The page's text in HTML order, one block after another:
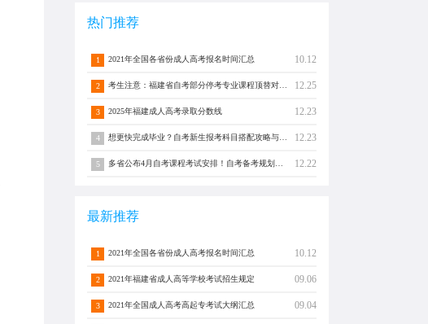
热门推荐
1 2021年全国各省份成人高考报名时间汇总 10.12
2 12.25
3 2025年福建成人高考录取分数线 12.23
4 12.23
5 12.22
最新推荐
1 2021年全国各省份成人高考报名时间汇总 10.12
2 2021年福建省成人高等学校考试招生规定 09.06
3 2021年全国成人高考高起专考试大纲汇总 09.04